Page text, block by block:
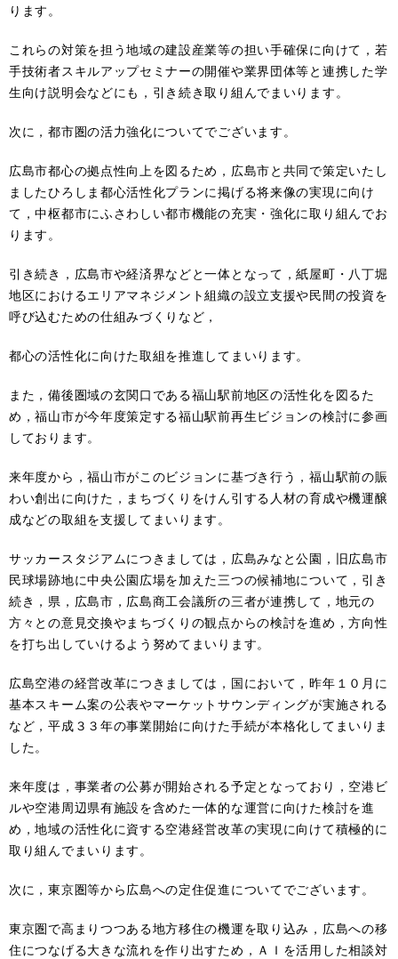
ります。
これらの対策を担う地域の建設産業等の担い手確保に向けて，若
手技術者スキルアップセミナーの開催や業界団体等と連携した学
生向け説明会などにも，引き続き取り組んでまいります。
次に，都市圏の活力強化についてでございます。
広島市都心の拠点性向上を図るため，広島市と共同で策定いたし
ましたひろしま都心活性化プランに掲げる将来像の実現に向け
て，中枢都市にふさわしい都市機能の充実・強化に取り組んでお
ります。
引き続き，広島市や経済界などと一体となって，紙屋町・八丁堀
地区におけるエリアマネジメント組織の設立支援や民間の投資を
呼び込むための仕組みづくりなど，
都心の活性化に向けた取組を推進してまいります。
また，備後圏域の玄関口である福山駅前地区の活性化を図るた
め，福山市が今年度策定する福山駅前再生ビジョンの検討に参画
しております。
来年度から，福山市がこのビジョンに基づき行う，福山駅前の賑
わい創出に向けた，まちづくりをけん引する人材の育成や機運醸
成などの取組を支援してまいります。
サッカースタジアムにつきましては，広島みなと公園，旧広島市
民球場跡地に中央公園広場を加えた三つの候補地について，引き
続き，県，広島市，広島商工会議所の三者が連携して，地元の
方々との意見交換やまちづくりの観点からの検討を進め，方向性
を打ち出していけるよう努めてまいります。
広島空港の経営改革につきましては，国において，昨年１０月に
基本スキーム案の公表やマーケットサウンディングが実施される
など，平成３３年の事業開始に向けた手続が本格化してまいりま
した。
来年度は，事業者の公募が開始される予定となっており，空港ビ
ルや空港周辺県有施設を含めた一体的な運営に向けた検討を進
め，地域の活性化に資する空港経営改革の実現に向けて積極的に
取り組んでまいります。
次に，東京圏等から広島への定住促進についてでございます。
東京圏で高まりつつある地方移住の機運を取り込み，広島への移
住につなげる大きな流れを作り出すため，ＡＩを活用した相談対